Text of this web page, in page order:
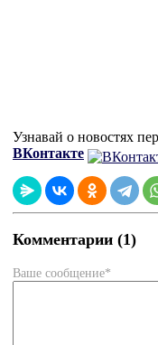
Узнавай о новостях
ВКонтакте
Комментарии (1)
Ваше сообщение*